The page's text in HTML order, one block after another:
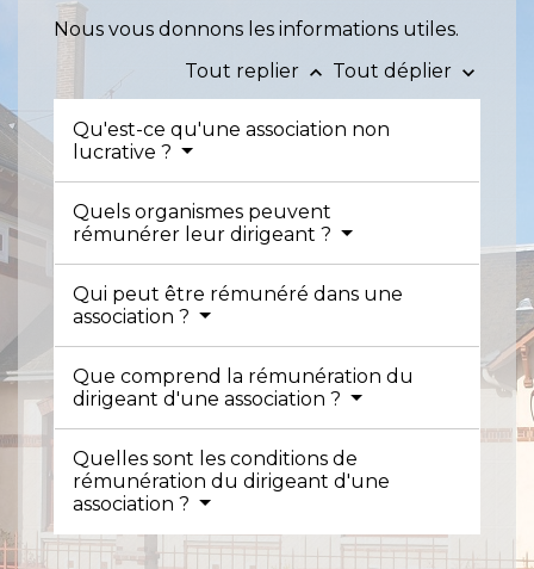
Nous vous donnons les informations utiles.
Tout replier keyboard_arrow_up Tout déplier keyboard_arrow_down
Qu'est-ce qu'une association non
lucrative ?
Quels organismes peuvent
rémunérer leur dirigeant ?
Qui peut être rémunéré dans une
association ?
Que comprend la rémunération du
dirigeant d'une association ?
Quelles sont les conditions de
rémunération du dirigeant d'une
association ?